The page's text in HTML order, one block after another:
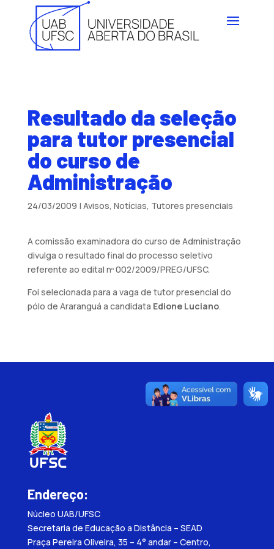
Resultado da seleção
para tutor presencial
do curso de
Administração
24/03/2009 | Avisos, Notícias, Tutores presenciais
A comissão examinadora do curso de Administração
divulga o resultado final do processo seletivo
referente ao edital nº 002/2009/PREG/UFSC.
Foi selecionada para a vaga de tutor presencial do
pólo de Araranguá a candidata Edione Luciano.
Endereço:
Núcleo UAB/UFSC
Secretaria de Educação a Distância – SEAD
Praça Pereira Oliveira, 35 – 4° andar – Centro,